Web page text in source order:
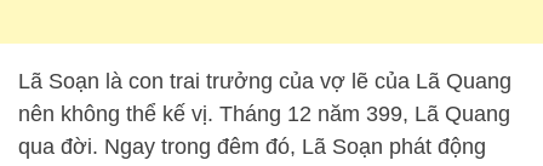
Lã Soạn là con trai trưởng của vợ lẽ của Lã Quang
nên không thể kế vị. Tháng 12 năm 399, Lã Quang
qua đời. Ngay trong đêm đó, Lã Soạn phát động